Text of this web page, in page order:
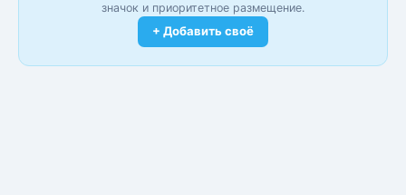
значок и приоритетное размещение.
+ Добавить своё